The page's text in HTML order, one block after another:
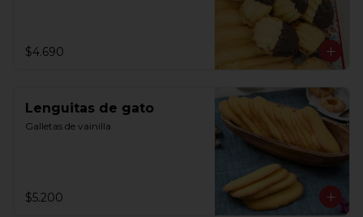
$4.690
Lenguitas de gato
Galletas de vainilla
$5.200